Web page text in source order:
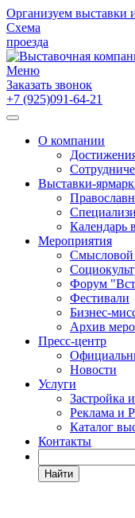
Организуем выставки
Схема
проезда
Меню
Заказать звонок
+7 (925)091-64-21
О компании
Выставки-
Календарь
Мероприятия
Смысловой
Форум
Фестивали
Бизнес-
Архив
Пресс-центр
Новости
Услуги
Застройка
Реклама и
Каталог
Контакты
Найти